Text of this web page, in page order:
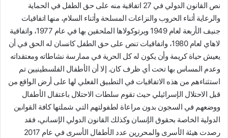
نص القانون الدولي في 27 اتفاقية منه على حق الطفل في الحماية
والرعاية أثناء الحروب والنزاعات المسلحة وأثناء السلام، منها اتفاقيات
جنيف الأربعة لعام 1949 وبرتوكولاها الملحقين بها في عام 1977، واتفاقية
لاهاي لعام 1980، واتفاقيات تنص على حق الطفل كانسان له الحق في أن
يعيش حياة كريمة وأن يكون له كل الحرية في ممارسة نشاطاته ومعتقداته
وعدم المساس بها تحت أي ظرف كان. إلا أن الأطفال الفلسطينيين تم
استثناءهم من هذه الاتفاقيات في التطبيق الفعلي لها على أرض الواقع من
قبل الاحتلال الإسرائيلي حيث تقوم سلطات الاحتلال باعتقال الأطفال
ووضعهم في السجون بدون مراعاة لطفولتهم التي شملتها كافة القوانين
الدولية الخاصة بحقوق الإنسان وكذلك القانون الدولي الإنساني، فقد
رصدت هيئة الأسرى والمحررين عدد الأطفال الأسرى في عام 2017